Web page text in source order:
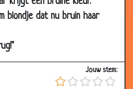
blondje dat nu bruin haar
Jouw stem:
straat
3.49
2.71
3.44